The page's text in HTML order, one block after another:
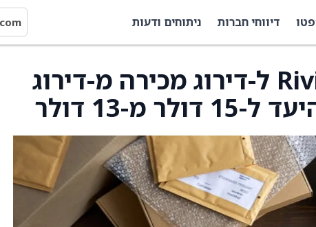
דיווחי חברות ניתוחים ודעות
UBS הורידו את דירוג Rivian ל-דירוג מכירה מ-דירוג
13 דולר